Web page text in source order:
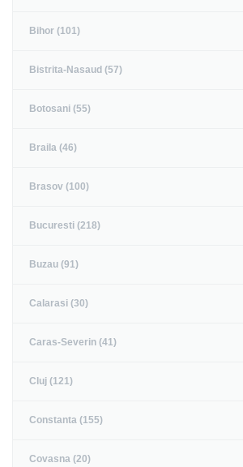
Bihor (101)
Bistrita-Nasaud (57)
Botosani (55)
Braila (46)
Brasov (100)
Bucuresti (218)
Buzau (91)
Calarasi (30)
Caras-Severin (41)
Cluj (121)
Constanta (155)
Covasna (20)